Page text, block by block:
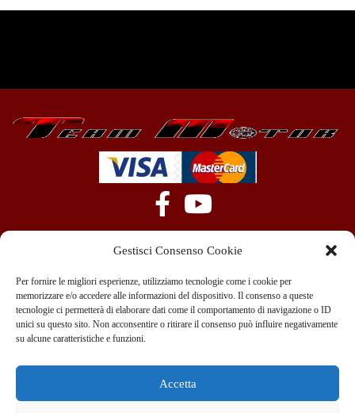
Gestisci Consenso Cookie
Per fornire le migliori esperienze, utilizziamo tecnologie come i cookie per
memorizzare e/o accedere alle informazioni del dispositivo. Il consenso a queste
tecnologie ci permetterà di elaborare dati come il comportamento di navigazione o ID
unici su questo sito. Non acconsentire o ritirare il consenso può influire negativamente
su alcune caratteristiche e funzioni.
Accetta
+39 351 970 89 33
info@teammotor.it